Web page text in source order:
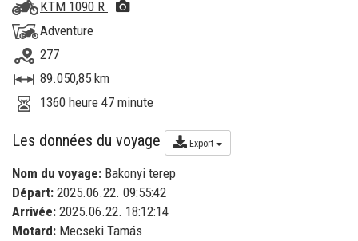
KTM 1090 R
Adventure
277
89.050,85 km
1360 heure 47 minute
Les données du voyage Export
Nom du voyage: Bakonyi terep
Départ: 2025.06.22. 09:55:42
Arrivée: 2025.06.22. 18:12:14
Motard: Mecseki Tamás